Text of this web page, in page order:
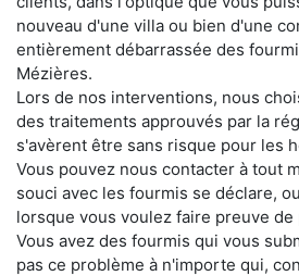
nouveau d'une villa ou bien d'une
entièrement débarrassée des
Mézières.
Lors de nos interventions, nous
des traitements approuvés par la
s'avèrent être sans risque pour les
Vous pouvez nous contacter à tout
souci avec les fourmis se déclare,
lorsque vous voulez faire preuve de
Vous avez des fourmis qui vous
pas ce problème à n'importe qui,